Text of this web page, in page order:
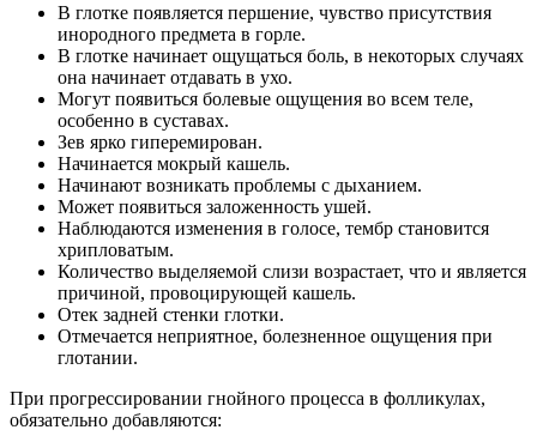
В глотке появляется першение, чувство присутствия
инородного предмета в горле.
В глотке начинает ощущаться боль, в некоторых случаях
она начинает отдавать в ухо.
Могут появиться болевые ощущения во всем теле,
особенно в суставах.
Зев ярко гиперемирован.
Начинается мокрый кашель.
Начинают возникать проблемы с дыханием.
Может появиться заложенность ушей.
Наблюдаются изменения в голосе, тембр становится
хрипловатым.
Количество выделяемой слизи возрастает, что и является
причиной, провоцирующей кашель.
Отек задней стенки глотки.
Отмечается неприятное, болезненное ощущения при
глотании.
При прогрессировании гнойного процесса в фолликулах,
обязательно добавляются: